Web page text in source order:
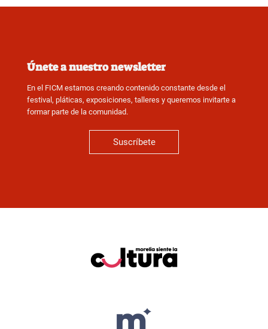
Únete a nuestro newsletter
En el FICM estamos creando contenido constante desde el
festival, pláticas, exposiciones, talleres y queremos invitarte a
formar parte de la comunidad.
Suscríbete